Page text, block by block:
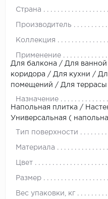
Страна
Производитель
Коллекция
Применение
Для балкона / Для
коридора / Для кухни /
помещений / Для
Назначение
Напольная плитка /
Универсальная (
Тип поверхности
Материала
Цвет
Размер
Вес упаковки, кг